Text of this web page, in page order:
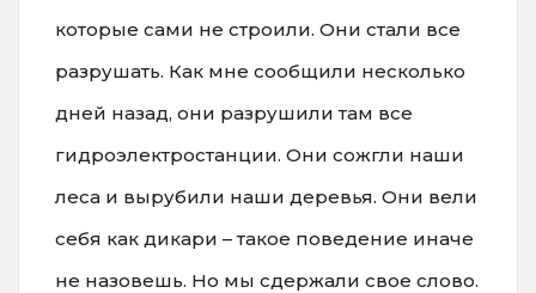
которые сами не строили. Они стали все
разрушать. Как мне сообщили несколько
дней назад, они разрушили там все
гидроэлектростанции. Они сожгли наши
леса и вырубили наши деревья. Они вели
себя как дикари – такое поведение иначе
не назовешь. Но мы сдержали свое слово.